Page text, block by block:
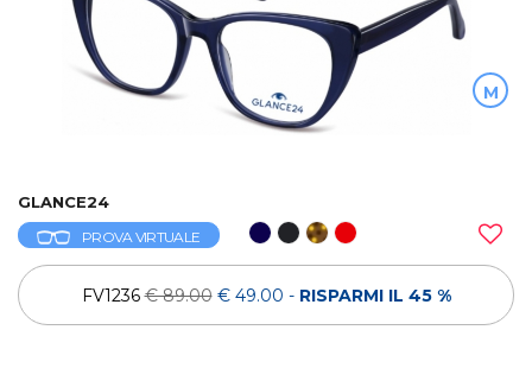
M
GLANCE24
PROVA VIRTUALE
FV1236€ 89.00 € 49.00 - RISPARMI IL 45 %